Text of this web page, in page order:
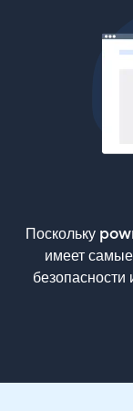
Поскольку
имеет